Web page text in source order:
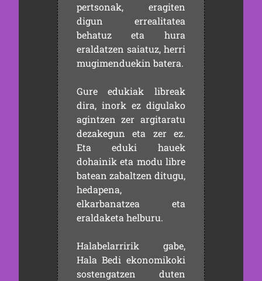
pertsonak, eragiten
digun errealitatea
behatuz eta hura
eraldatzen saiatuz, herri
mugimenduekin batera.
Gure edukiak libreak
dira, inork ez digulako
agintzen zer argitaratu
dezakegun eta zer ez.
Eta eduki hauek
dohainik eta modu libre
batean zabaltzen ditugu,
hedapena,
elkarbanatzea eta
eraldaketa helburu.
Halabelarririk gabe,
Hala Bedi ekonomikoki
sostengatzen duten